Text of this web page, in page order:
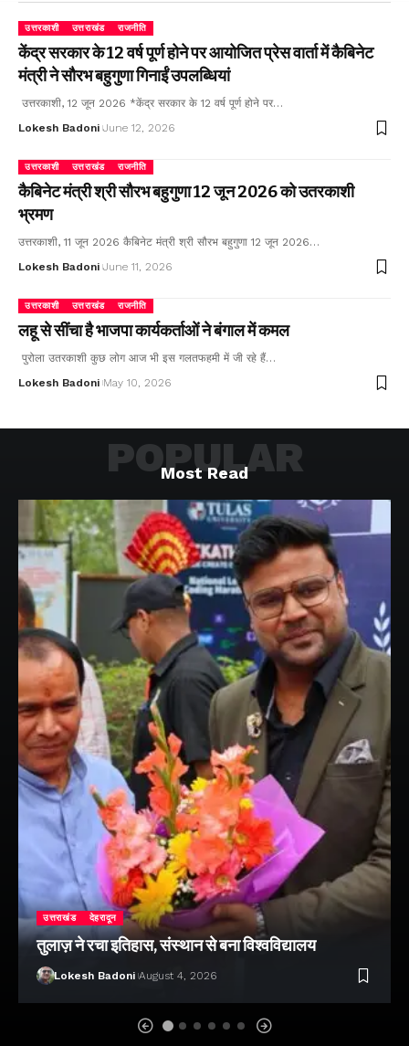
उत्तरकाशी उत्तराखंड राजनीति
केंद्र सरकार के 12 वर्ष पूर्ण होने पर आयोजित प्रेस वार्ता में कैबिनेट
मंत्री ने सौरभ बहुगुणा गिनाईं उपलब्धियां
उत्तरकाशी, 12 जून 2026 *केंद्र सरकार के 12 वर्ष पूर्ण होने पर…
Lokesh Badoni June 12, 2026
उत्तरकाशी उत्तराखंड राजनीति
कैबिनेट मंत्री श्री सौरभ बहुगुणा 12 जून 2026 को उतरकाशी
भ्रमण
उत्तरकाशी, 11 जून 2026 कैबिनेट मंत्री श्री सौरभ बहुगुणा 12 जून 2026…
Lokesh Badoni June 11, 2026
उत्तरकाशी उत्तराखंड राजनीति
लहू से सींचा है भाजपा कार्यकर्ताओं ने बंगाल में कमल
पुरोला उतरकाशी कुछ लोग आज भी इस गलतफहमी में जी रहे हैं…
Lokesh Badoni May 10, 2026
Most Read
POPULAR
उत्तराखंड देहरादून
तुलाज़ ने रचा इतिहास, संस्थान से बना विश्वविद्यालय
Lokesh Badoni August 4, 2026